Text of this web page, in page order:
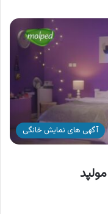
آگهی های نمایش خانگی